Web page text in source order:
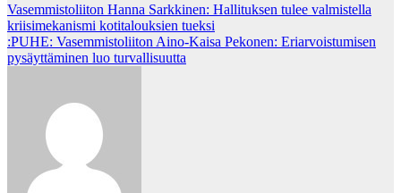
Post
navigation
Vasemmistoliiton Hanna Sarkkinen: Hallituksen tulee valmistella
kriisimekanismi kotitalouksien tueksi
:PUHE: Vasemmistoliiton Aino-Kaisa Pekonen: Eriarvoistumisen
pysäyttäminen luo turvallisuutta